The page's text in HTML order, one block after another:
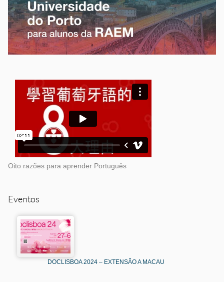
Oito razões para aprender Português
Eventos
DOCLISBOA 2024 – EXTENSÃO A MACAU